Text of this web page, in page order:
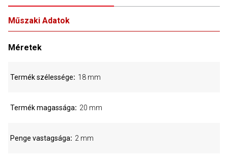
Műszaki Adatok
Méretek
Termék szélessége 18 mm
Termék magassága 20 mm
Penge vastagsága 2 mm